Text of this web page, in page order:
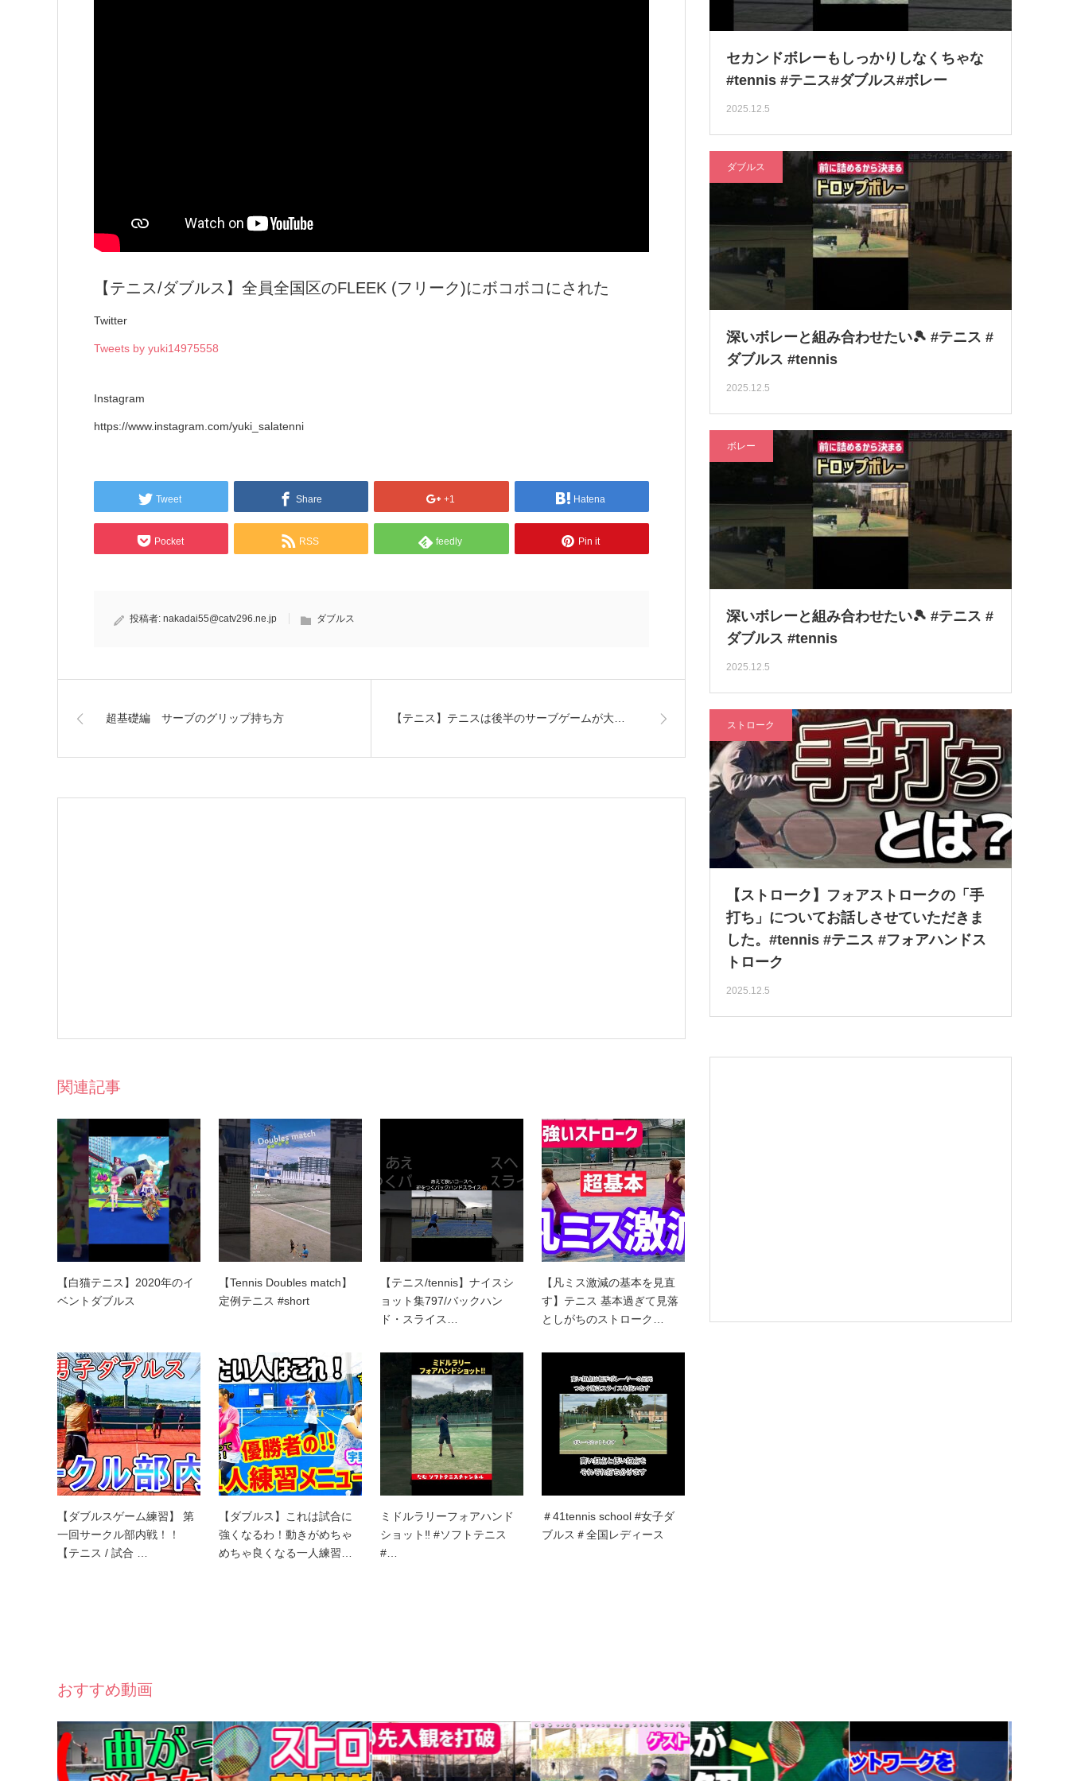
【テニス/ダブルス】全員全国区のFLEEK (フリーク)にボコボコにされた
Twitter
Tweets by yuki14975558
Instagram
https://www.instagram.com/yuki_salatenni
Tweet Share +1 Hatena
Pocket RSS feedly Pin it
投稿者: nakadai55@catv296.ne.jp ダブルス
超基礎編 サーブのグリップ持ち方 【テニス】テニスは後半のサーブゲームが大…
関連記事
【白猫テニス】2020年のイ
ベントダブルス
【Tennis Doubles match】
定例テニス #short
【テニス/tennis】ナイスシ
ョット集797/バックハン
ド・スライス…
【凡ミス激減の基本を見直
す】テニス 基本過ぎて見落
としがちのストローク…
【ダブルスゲーム練習】 第
一回サークル部内戦！！
【テニス / 試合 …
【ダブルス】これは試合に
強くなるわ！動きがめちゃ
めちゃ良くなる一人練習…
ミドルラリーフォアハンド
ショット‼︎ #ソフトテニス
#…
＃41tennis school #女子ダ
ブルス＃全国レディース
セカンドボレーもしっかりしなくちゃな
#tennis #テニス#ダブルス#ボレー
2025.12.5
ダブルス
深いボレーと組み合わせたい🎾 #テニス #
ダブルス #tennis
2025.12.5
ボレー
深いボレーと組み合わせたい🎾 #テニス #
ダブルス #tennis
2025.12.5
ストローク
【ストローク】フォアストロークの「手
打ち」についてお話しさせていただきま
した。#tennis #テニス #フォアハンドス
トローク
2025.12.5
おすすめ動画